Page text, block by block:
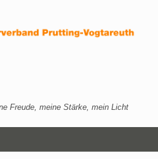
Freude, meine Stärke, mein Licht